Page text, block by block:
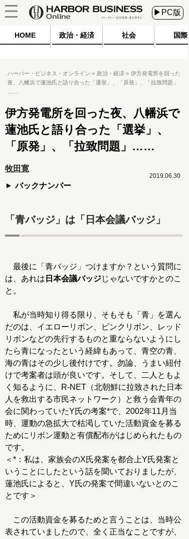
▶PC版
HOME 政治・経済 社会 国際
ハーバー・ビジネス・オンライン 政治・経済
伊方発電所を回った
夜、八幡浜で蓮池氏と語り合った「選挙」、「原発」、「拉致問題」
伊方発電所を回った夜、八幡浜で
蓮池氏と語り合った「選挙」、
「原発」、「拉致問題」……
牧田寛
バックナンバー
2019.06.30
「青バッジ」は「日本会議バッジ」
最後に「青バッジ」つけますか？という質問に
は、あれは 日本会議バッジじゃないですかとのこ
と。
私が当時知り得る限り、そもそも「青」を選ん
だのは、イエローリボン、ピンクリボン、レッド
リボンなどの先行するものと重ならないようにし
たら青になったという経緯もあって、青空の青、
海の青はその少し後付けです。勿論、うまい紐付
けで考案者は頭が良いです。そして、二人ともよ
く知るように、R-NET（北朝鮮に拉致された日本
人を救出する市民ネットワーク）と救う会青年の
会に関わっていたY氏の考案*で、2002年11月当
時、運動の急拡大で枯渇していた活動資金を募る
ためにリボン運動と有償配布がはじめられたもの
です。
＜*：私は、家族会のX氏発案を都合上Y氏発案と
いうことにしたという話を聞いておりましたが、
蓮池氏によると、Y氏の発案で間違いないとのこ
とです＞
この活動資金を募るためと言うことは、当時公
表されていましたので、全く正当なことですが、